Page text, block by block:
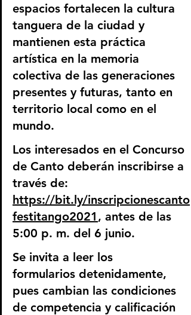
espacios fortalecen la cultura
tanguera de la ciudad y
mantienen esta práctica
artística en la memoria
colectiva de las generaciones
presentes y futuras, tanto en
territorio local como en el
mundo.
Los interesados en el Concurso
de Canto deberán inscribirse a
través de:
https://bit.ly/inscripcionescanto
festitango2021 , antes de las
5:00 p. m. del 6 junio.
Se invita a leer los
formularios detenidamente,
pues cambian las condiciones
de competencia y calificación